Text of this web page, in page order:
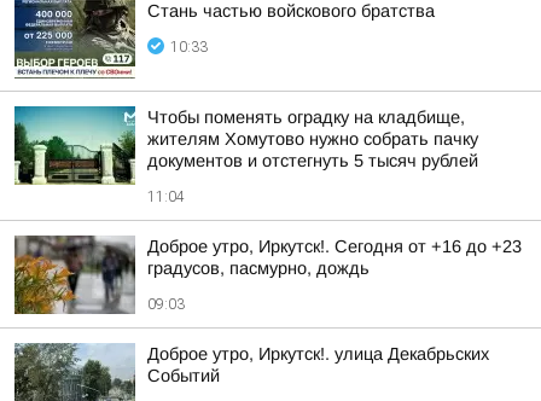
Стань частью войскового братства
10:33
Чтобы поменять оградку на кладбище,
жителям Хомутово нужно собрать пачку
документов и отстегнуть 5 тысяч рублей
11:04
Доброе утро, Иркутск!. Сегодня от +16 до +23
градусов, пасмурно, дождь
09:03
Доброе утро, Иркутск!. улица Декабрьских
Событий